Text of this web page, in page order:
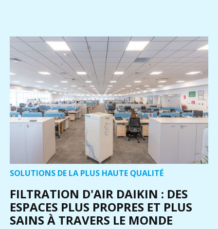
SOLUTIONS DE LA PLUS HAUTE QUALITÉ
FILTRATION D'AIR DAIKIN : DES
ESPACES PLUS PROPRES ET PLUS
SAINS À TRAVERS LE MONDE